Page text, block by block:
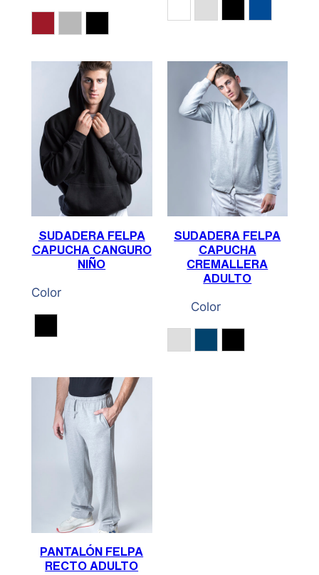
Cereza
Gris Negro
BlancoGris Vigoré
NegroRoyal
SUDADERA FELPA
CAPUCHA CANGURO
NIÑO
Color
Negro
SUDADERA FELPA
CAPUCHA
CREMALLERA
ADULTO
Color
Gris Vigoré
MarinoNegro
PANTALÓN FELPA
RECTO ADULTO